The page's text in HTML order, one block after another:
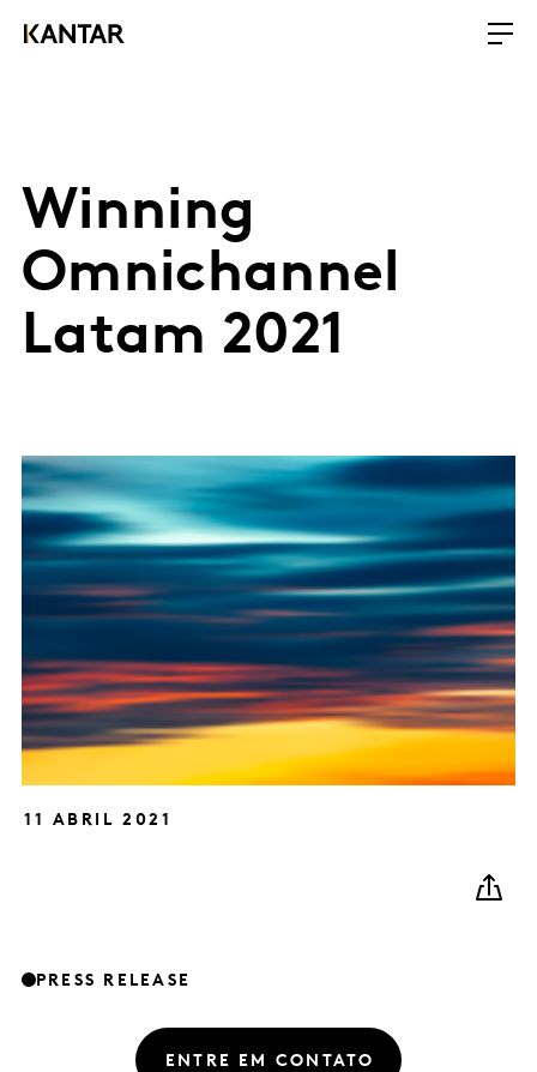
Winning
Omnichannel
Latam 2021
11 ABRIL 2021
PRESS RELEASE
ENTRE EM CONTATO